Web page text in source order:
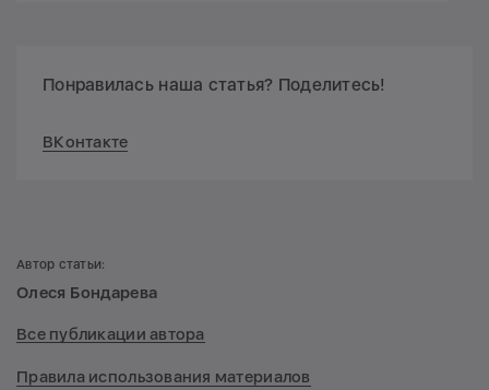
Понравилась наша статья? Поделитесь!
ВКонтакте
Автор статьи:
Олеся Бондарева
Все публикации автора
Правила использования материалов